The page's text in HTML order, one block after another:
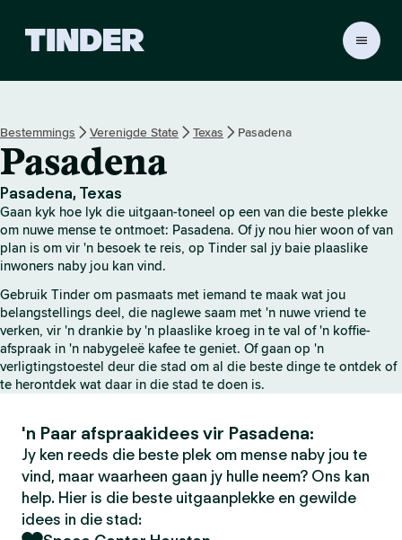
r
-
t
i
s
b
l
d
Bestemmings Verenigde State Texas Pasadena
Pasadena
Pasadena, Texas
Gaan kyk hoe lyk die uitgaan-toneel op een van die beste plekke
om nuwe mense te ontmoet: Pasadena. Of jy nou hier woon of van
plan is om vir 'n besoek te reis, op Tinder sal jy baie plaaslike
inwoners naby jou kan vind.
Gebruik Tinder om pasmaats met iemand te maak wat jou
belangstellings deel, die naglewe saam met 'n nuwe vriend te
verken, vir 'n drankie by 'n plaaslike kroeg in te val of 'n koffie-
afspraak in 'n nabygeleë kafee te geniet. Of gaan op 'n
verligtingstoestel deur die stad om al die beste dinge te ontdek of
te herontdek wat daar in die stad te doen is.
'n Paar afspraakidees vir Pasadena:
Jy ken reeds die beste plek om mense naby jou te
vind, maar waarheen gaan jy hulle neem? Ons kan
help. Hier is die beste uitgaanplekke en gewilde
idees in die stad: